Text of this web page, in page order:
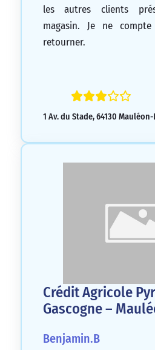
les autres clients
magasin. Je ne
retourner.
1 Av. du Stade, 64130
Crédit Agricole
Gascogne –
Benjamin.B